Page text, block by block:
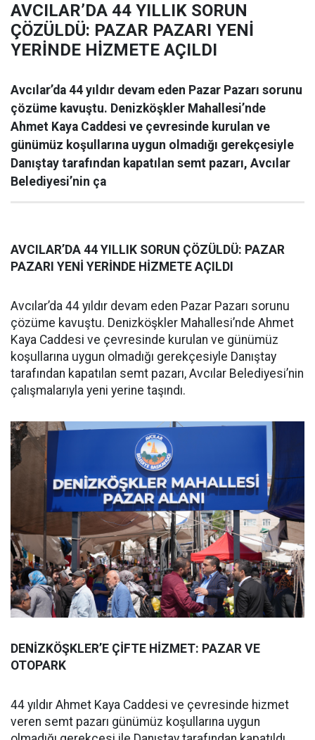
AVCILAR’DA 44 YILLIK SORUN
ÇÖZÜLDÜ: PAZAR PAZARI YENİ
YERİNDE HİZMETE AÇILDI
Avcılar’da 44 yıldır devam eden Pazar Pazarı sorunu
çözüme kavuştu. Denizköşkler Mahallesi’nde
Ahmet Kaya Caddesi ve çevresinde kurulan ve
günümüz koşullarına uygun olmadığı gerekçesiyle
Danıştay tarafından kapatılan semt pazarı, Avcılar
Belediyesi’nin ça
AVCILAR’DA 44 YILLIK SORUN ÇÖZÜLDÜ: PAZAR
PAZARI YENİ YERİNDE HİZMETE AÇILDI
Avcılar’da 44 yıldır devam eden Pazar Pazarı sorunu
çözüme kavuştu. Denizköşkler Mahallesi’nde Ahmet
Kaya Caddesi ve çevresinde kurulan ve günümüz
koşullarına uygun olmadığı gerekçesiyle Danıştay
tarafından kapatılan semt pazarı, Avcılar Belediyesi’nin
çalışmalarıyla yeni yerine taşındı.
DENİZKÖŞKLER’E ÇİFTE HİZMET: PAZAR VE
OTOPARK
44 yıldır Ahmet Kaya Caddesi ve çevresinde hizmet
veren semt pazarı günümüz koşullarına uygun